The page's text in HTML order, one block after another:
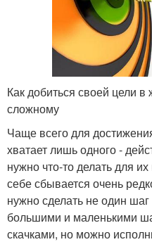
Как добиться своей цели в
сложному
Чаще всего для
хватает лишь одного -
нужно что-то делать для
себе сбывается очень
нужно сделать не один шаг
большими и маленькими
скачками, но можно